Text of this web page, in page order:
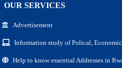
OUR SERVICES
Advertisement
Information study of Polical,
Help to know essential Addresses in